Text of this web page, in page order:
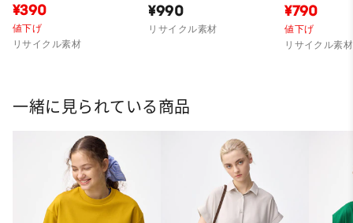
¥390
値下げ
リサイクル素材
¥990
リサイクル素材
¥790
値下げ
リサイクル素材
一緒に見られている商品